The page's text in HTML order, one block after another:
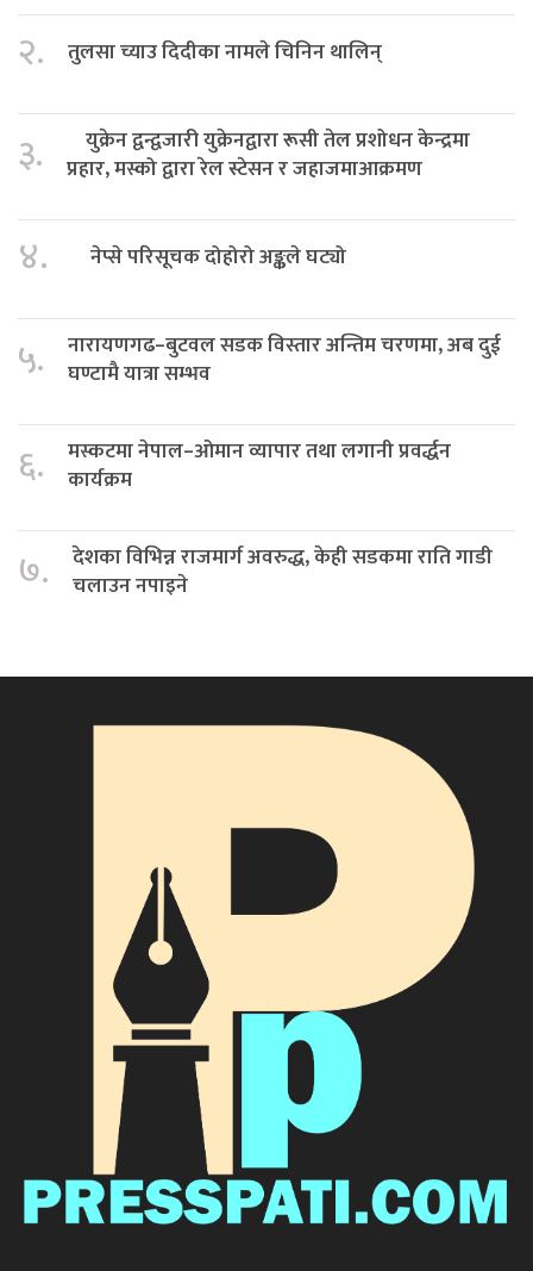
२. तुलसा च्याउ दिदीका नामले चिनिन थालिन्
३.
युक्रेन द्वन्द्वजारी युक्रेनद्वारा रूसी तेल प्रशोधन केन्द्रमा
प्रहार, मस्को द्वारा रेल स्टेसन र जहाजमाआक्रमण
४. नेप्से परिसूचक दोहोरो अङ्कले घट्यो
५.
नारायणगढ–बुटवल सडक विस्तार अन्तिम चरणमा, अब दुई
घण्टामै यात्रा सम्भव
६.
मस्कटमा नेपाल–ओमान व्यापार तथा लगानी प्रवर्द्धन
कार्यक्रम
७.
देशका विभिन्न राजमार्ग अवरुद्ध, केही सडकमा राति गाडी
चलाउन नपाइने